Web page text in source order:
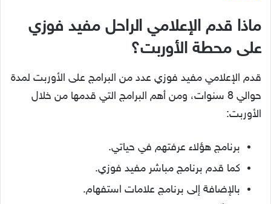
ماذا قدم الإعلامي الراحل مفيد فوزي
على محطة الأوربت؟
قدم الإعلامي مفيد فوزي عدد من البرامج على الأوربت لمدة
حوالي 8 سنوات، ومن أهم البرامج التي قدمها من خلال
الأوربت:
برنامج هؤلاء عرفتهم في حياتي.
كما قدم برنامج مباشر مفيد فوزي.
بالإضافة إلى برنامج علامات استفهام.